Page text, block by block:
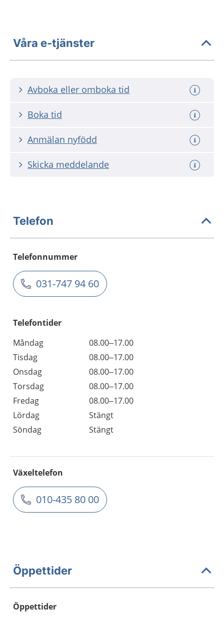
Våra e-tjänster
Avboka eller omboka tid
Boka tid
Anmälan nyfödd
Skicka meddelande
Telefon
Telefonnummer
031-747 94 60
Telefontider
Måndag
08.00–17.00
Tisdag
08.00–17.00
Onsdag
08.00–17.00
Torsdag
08.00–17.00
Fredag
08.00–17.00
Lördag
Stängt
Söndag
Stängt
Växeltelefon
010-435 80 00
Öppettider
Öppettider